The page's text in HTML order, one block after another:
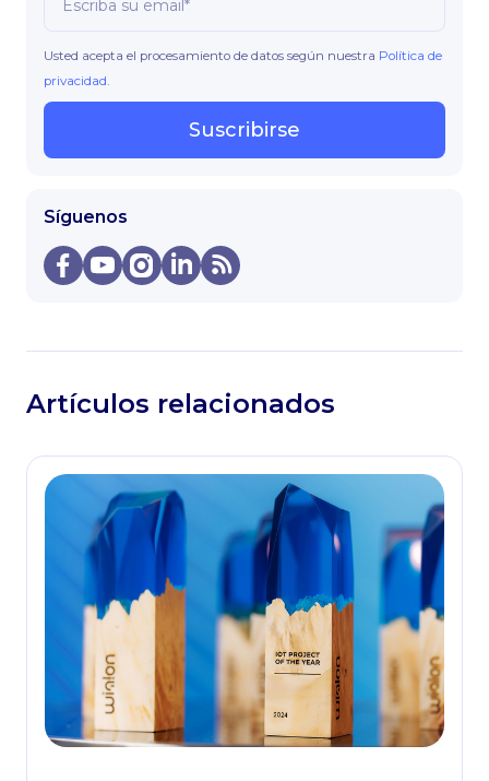
Usted acepta el procesamiento de datos según nuestra Política de
privacidad
Suscribirse
Síguenos
Artículos relacionados